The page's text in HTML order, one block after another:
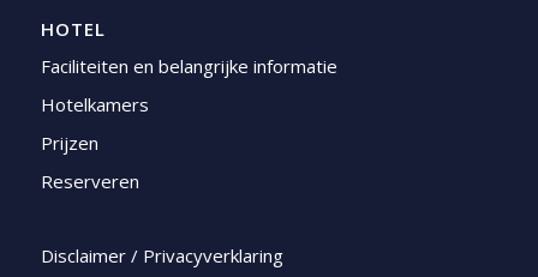
HOTEL
Faciliteiten en belangrijke informatie
Hotelkamers
Prijzen
Reserveren
Disclaimer / Privacyverklaring